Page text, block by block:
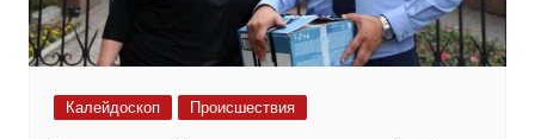
Калейдоскоп Происшествия